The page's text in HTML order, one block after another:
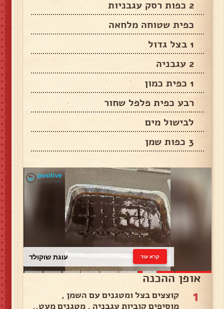
2 כפות רסק עגבניות
כפית שטוחה מלחאה
1 בצל גדול
2 עגבניה
1 כפית כמון
רבע כפית פלפל שחור
לבישול מים
3 כפות שמן
עוגת שוקולד קרא עוד
אופן ההכנה
1
קוצצים בצל ומטגנים עם השמן ,
מוסיפים קוביות עגבניה , מטגנים מעט..